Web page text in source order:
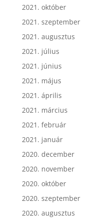
2021. október
2021. szeptember
2021. augusztus
2021. július
2021. június
2021. május
2021. április
2021. március
2021. február
2021. január
2020. december
2020. november
2020. október
2020. szeptember
2020. augusztus